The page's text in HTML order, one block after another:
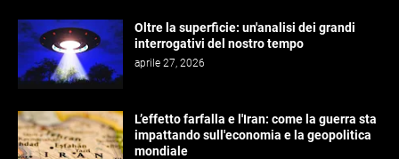
Oltre la superficie: un'analisi dei grandi
interrogativi del nostro tempo
aprile 27, 2026
L’effetto farfalla e l'Iran: come la guerra sta
impattando sull'economia e la geopolitica
mondiale